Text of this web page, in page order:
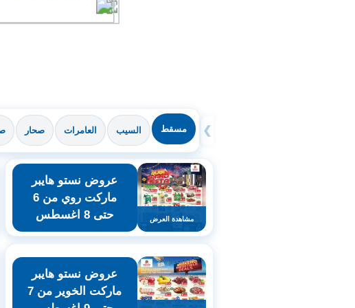
مسقط السيب العامرات صحار ❯
مشاهدة العرض
عروض نستو هايبر
ماركت روي من 6
حتى 8 اغسطس
عروض نستو هايبر
ماركت الخوير من 7